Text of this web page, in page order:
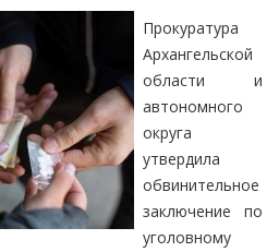
Прокуратура
Архангельской
области и
автономного
округа
утвердила
обвинительное
заключение по
уголовному